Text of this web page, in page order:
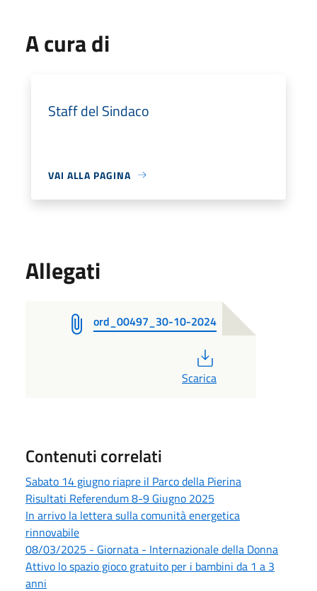
A cura di
Staff del Sindaco
VAI ALLA PAGINA
Allegati
ord_00497_30-10-2024
Scarica
Contenuti correlati
Sabato 14 giugno riapre il Parco della Pierina
Risultati Referendum 8-9 Giugno 2025
In arrivo la lettera sulla comunità energetica
rinnovabile
08/03/2025 - Giornata - Internazionale della Donna
Attivo lo spazio gioco gratuito per i bambini da 1 a 3
anni